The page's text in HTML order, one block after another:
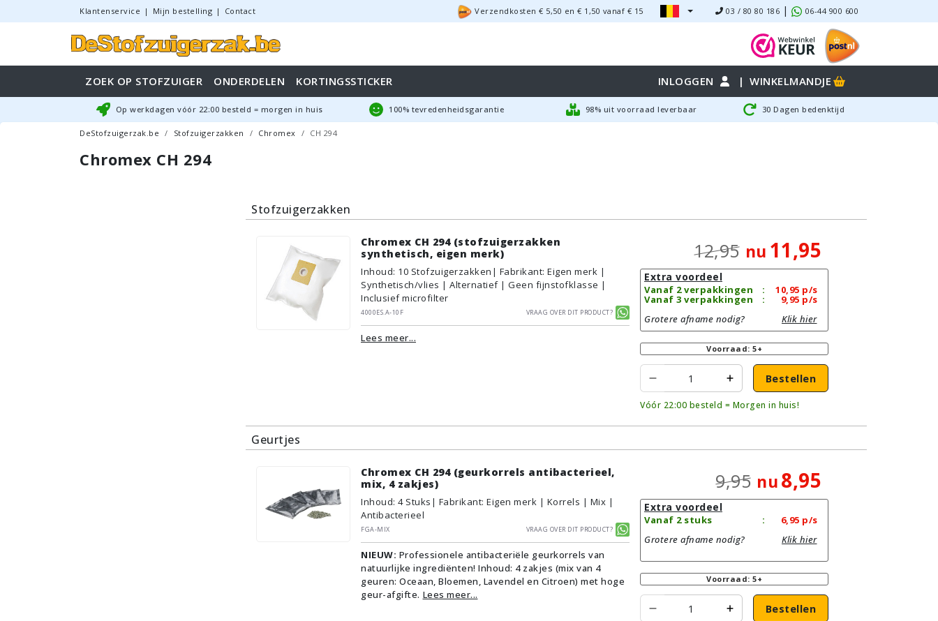
Klantenservice | Mijn bestelling | Contact Verzendkosten € 5,50 en € 1,50 vanaf € 15 03 / 80 80 186 | 06-44 900 600
ZOEK OP STOFZUIGER ONDERDELEN KORTINGSSTICKER INLOGGEN | WINKELMANDJE
Op werkdagen vóór 22:00 besteld = morgen in huis 100% tevredenheidsgarantie 98% uit voorraad leverbaar 30 Dagen bedenktijd
DeStofzuigerzak.be Stofzuigerzakken Chromex CH 294
Chromex CH 294
Stofzuigerzakken
Chromex CH 294 (stofzuigerzakken
synthetisch, eigen merk)
Inhoud: 10 Stofzuigerzakken | Fabrikant: Eigen merk |
Synthetisch/vlies | Alternatief | Geen fijnstofklasse |
Inclusief microfilter
4000ES.A-10F
Vraag over dit product?
Lees meer...
12,95 nu 11,95
Extra voordeel
Vanaf 2 verpakkingen : 10,95 p/s
Vanaf 3 verpakkingen : 9,95 p/s
Grotere afname nodig?
Klik hier
Voorraad: 5+
Bestellen
Vóór 22:00 besteld = Morgen in huis!
Geurtjes
Chromex CH 294 (geurkorrels antibacterieel,
mix, 4 zakjes)
Inhoud: 4 Stuks | Fabrikant: Eigen merk | Korrels | Mix |
Antibacterieel
FGA-MIX
Vraag over dit product?
NIEUW: Professionele antibacteriële geurkorrels van
natuurlijke ingrediënten! Inhoud: 4 zakjes (mix van 4
geuren: Oceaan, Bloemen, Lavendel en Citroen) met hoge
geur-afgifte. Lees meer...
9,95 nu8,95
Extra voordeel
Vanaf 2 stuks : 6,95 p/s
Grotere afname nodig?
Klik hier
Voorraad: 5+
Bestellen